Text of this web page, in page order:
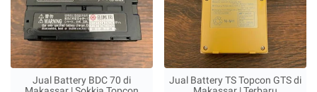
Jual Battery BDC 70 di
Jual Battery TS Topcon GTS di